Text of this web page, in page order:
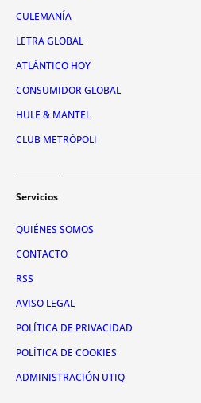
CULEMANÍA
LETRA GLOBAL
ATLÁNTICO HOY
CONSUMIDOR GLOBAL
HULE & MANTEL
CLUB METRÓPOLI
Servicios
QUIÉNES SOMOS
CONTACTO
RSS
AVISO LEGAL
POLÍTICA DE PRIVACIDAD
POLÍTICA DE COOKIES
ADMINISTRACIÓN UTIQ